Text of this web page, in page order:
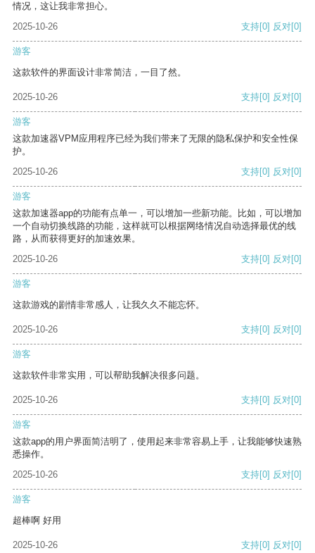
情况，这让我非常担心。
2025-10-26
支持[0] 反对[0]
游客
这款软件的界面设计非常简洁，一目了然。
2025-10-26 支持[0] 反对[0]
游客
这款加速器VPM应用程序已经为我们带来了无限的隐私保护和安全性保
护。
2025-10-26
支持[0] 反对[0]
游客
这款加速器app的功能有点单一，可以增加一些新功能。比如，可以增加
一个自动切换线路的功能，这样就可以根据网络情况自动选择最优的线
路，从而获得更好的加速效果。
2025-10-26
支持[0] 反对[0]
游客
这款游戏的剧情非常感人，让我久久不能忘怀。
2025-10-26 支持[0] 反对[0]
游客
这款软件非常实用，可以帮助我解决很多问题。
2025-10-26 支持[0] 反对[0]
游客
这款app的用户界面简洁明了，使用起来非常容易上手，让我能够快速熟
悉操作。
2025-10-26
支持[0] 反对[0]
游客
超棒啊 好用
2025-10-26 支持[0] 反对[0]